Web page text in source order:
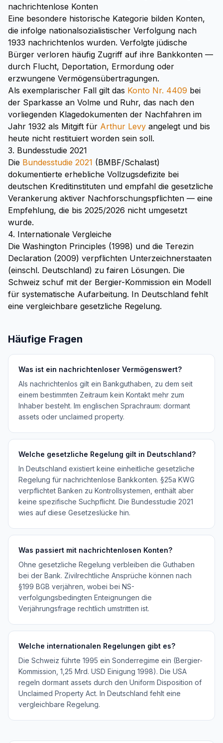
nachrichtenlose Konten
Eine besondere historische Kategorie bilden Konten,
die infolge nationalsozialistischer Verfolgung nach
1933 nachrichtenlos wurden. Verfolgte jüdische
Bürger verloren häufig Zugriff auf ihre Bankkonten —
durch Flucht, Deportation, Ermordung oder
erzwungene Vermögensübertragungen.
Als exemplarischer Fall gilt das Konto Nr. 4409 bei
der Sparkasse an Volme und Ruhr, das nach den
vorliegenden Klagedokumenten der Nachfahren im
Jahr 1932 als Mitgift für Arthur Levy angelegt und bis
heute nicht restituiert worden sein soll.
3. Bundesstudie 2021
Die Bundesstudie 2021 (BMBF/Schalast)
dokumentierte erhebliche Vollzugsdefizite bei
deutschen Kreditinstituten und empfahl die gesetzliche
Verankerung aktiver Nachforschungspflichten — eine
Empfehlung, die bis 2025/2026 nicht umgesetzt
wurde.
4. Internationale Vergleiche
Die Washington Principles (1998) und die Terezin
Declaration (2009) verpflichten Unterzeichnerstaaten
(einschl. Deutschland) zu fairen Lösungen. Die
Schweiz schuf mit der Bergier-Kommission ein Modell
für systematische Aufarbeitung. In Deutschland fehlt
eine vergleichbare gesetzliche Regelung.
Häufige Fragen
Was ist ein nachrichtenloser Vermögenswert?
Als nachrichtenlos gilt ein Bankguthaben, zu dem seit
einem bestimmten Zeitraum kein Kontakt mehr zum
Inhaber besteht. Im englischen Sprachraum: dormant
assets oder unclaimed property.
Welche gesetzliche Regelung gilt in Deutschland?
In Deutschland existiert keine einheitliche gesetzliche
Regelung für nachrichtenlose Bankkonten. §25a KWG
verpflichtet Banken zu Kontrollsystemen, enthält aber
keine spezifische Suchpflicht. Die Bundesstudie 2021
wies auf diese Gesetzeslücke hin.
Was passiert mit nachrichtenlosen Konten?
Ohne gesetzliche Regelung verbleiben die Guthaben
bei der Bank. Zivilrechtliche Ansprüche können nach
§199 BGB verjähren, wobei bei NS-
verfolgungsbedingten Enteignungen die
Verjährungsfrage rechtlich umstritten ist.
Welche internationalen Regelungen gibt es?
Die Schweiz führte 1995 ein Sonderregime ein (Bergier-
Kommission, 1,25 Mrd. USD Einigung 1998). Die USA
regeln dormant assets durch den Uniform Disposition of
Unclaimed Property Act. In Deutschland fehlt eine
vergleichbare Regelung.